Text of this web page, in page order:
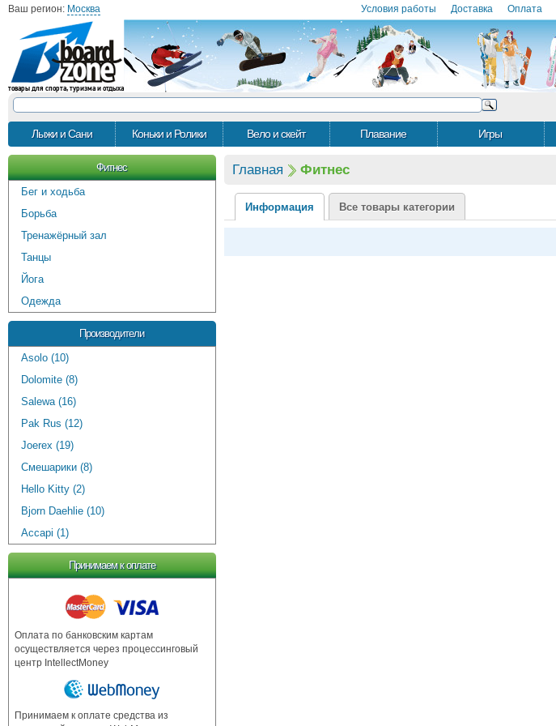
Ваш регион: Москва Условия работы Доставка Оплата
товары для спорта, туризма и отдыха
Лыжи и Сани Коньки и Ролики Вело и скейт Плавание Игры
Фитнес
Бег и ходьба
Борьба
Тренажёрный зал
Танцы
Йога
Одежда
Производители
Asolo (10)
Dolomite (8)
Salewa (16)
Pak Rus (12)
Joerex (19)
Смешарики (8)
Hello Kitty (2)
Bjorn Daehlie (10)
Accapi (1)
Принимаем к оплате
Оплата по банковским картам
осуществляется через процессинговый
центр IntellectMoney
Принимаем к оплате средства из
Главная Фитнес
Информация Все товары категории